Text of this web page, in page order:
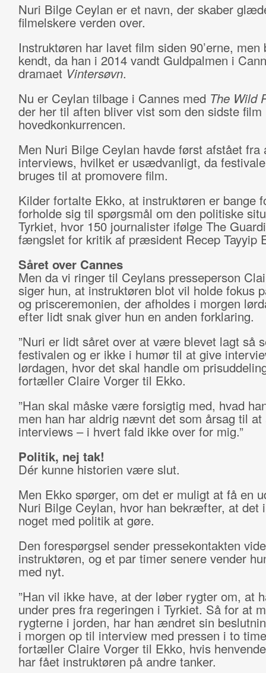
Nuri Bilge Ceylan er et navn, der skaber
filmelskere verden over.
Instruktøren har lavet film siden 90’erne,
kendt, da han i 2014 vandt Guldpalmen i
dramaet Vintersøvn.
Nu er Ceylan tilbage i Cannes med The Wild
der her til aften bliver vist som den sidste film
hovedkonkurrencen.
Men Nuri Bilge Ceylan havde først afstået fra
interviews, hvilket er usædvanligt, da
bruges til at promovere film.
Kilder fortalte Ekko, at instruktøren er bange
forholde sig til spørgsmål om den politiske
Tyrkiet, hvor 150 journalister ifølge The
fængslet for kritik af præsident Recep Tayyip
Såret over Cannes
Men da vi ringer til Ceylans presseperson
siger hun, at instruktøren blot vil holde fokus
og prisceremonien, der afholdes i morgen
efter lidt snak giver hun en anden forklaring.
”Nuri er lidt såret over at være blevet lagt så
festivalen og er ikke i humør til at give
lørdagen, hvor det skal handle om
fortæller Claire Vorger til Ekko.
”Han skal måske være forsigtig med, hvad
men han har aldrig nævnt det som årsag til at
interviews – i hvert fald ikke over for mig.”
Politik, nej tak!
Dér kunne historien være slut.
Men Ekko spørger, om det er muligt at få en
Nuri Bilge Ceylan, hvor han bekræfter, at det
noget med politik at gøre.
Den forespørgsel sender pressekontakten
instruktøren, og et par timer senere vender
med nyt.
”Han vil ikke have, at der løber rygter om, at
under pres fra regeringen i Tyrkiet. Så for at
rygterne i jorden, har han ændret sin
i morgen op til interview med pressen i to
fortæller Claire Vorger til Ekko, hvis
har fået instruktøren på andre tanker.